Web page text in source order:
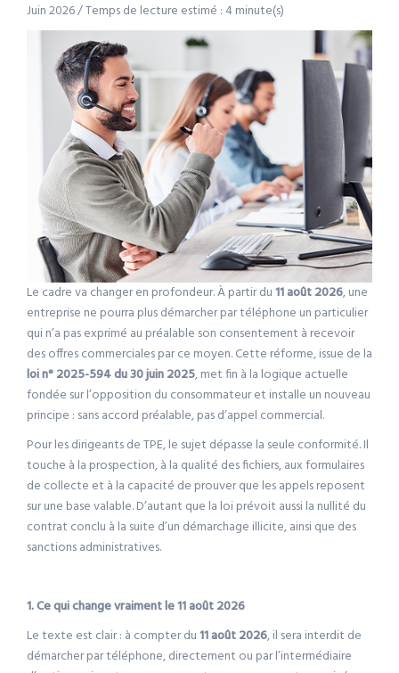
Juin 2026 / Temps de lecture estimé : 4 minute(s)
Le cadre va changer en profondeur. À partir du11 août 2026, une
entreprise ne pourra plus démarcher par téléphone un particulier
qui n’a pas exprimé au préalable son consentement à recevoir
des offres commerciales par ce moyen. Cette réforme, issue de la
loi n° 2025-594 du 30 juin 2025, met fin à la logique actuelle
fondée sur l’opposition du consommateur et installe un nouveau
principe : sans accord préalable, pas d’appel commercial.
Pour les dirigeants de TPE, le sujet dépasse la seule conformité. Il
touche à la prospection, à la qualité des fichiers, aux formulaires
de collecte et à la capacité de prouver que les appels reposent
sur une base valable. D’autant que la loi prévoit aussi la nullité du
contrat conclu à la suite d’un démarchage illicite, ainsi que des
sanctions administratives.
1. Ce qui change vraiment le 11 août 2026
Le texte est clair : à compter du11 août 2026, il sera interdit de
démarcher par téléphone, directement ou par l’intermédiaire